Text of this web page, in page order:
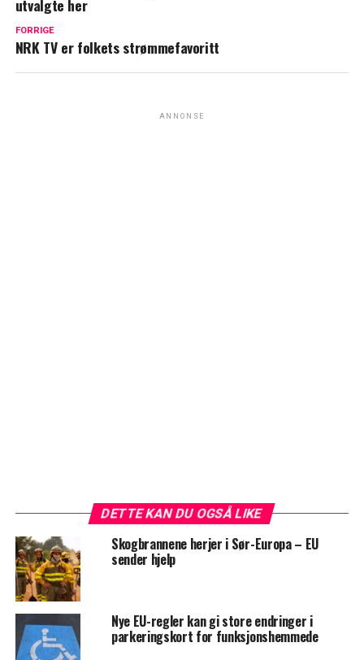
utvalgte her
FORRIGE
NRK TV er folkets strømmefavoritt
ANNONSE
DETTE KAN DU OGSÅ LIKE
Skogbrannene herjer i Sør-Europa – EU
sender hjelp
Nye EU-regler kan gi store endringer i
parkeringskort for funksjonshemmede